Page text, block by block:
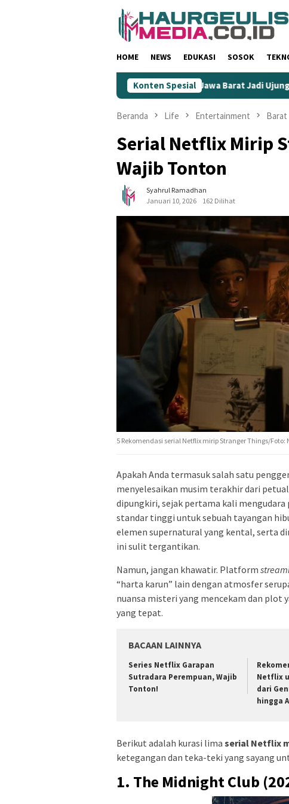
HOME NEWS EDUKASI SOSOK
Konten Spesial
KIM Jawa Barat Jadi Ujung Tombak Gempur
Beranda Life Entertainment Barat
Serial Netflix Mirip
Wajib Tonton
Syahrul Ramadhan
Januari 10, 2026
162 Dilihat
5 Rekomendasi serial Netflix mirip Stranger Things/Foto:
Apakah Anda termasuk salah satu
menyelesaikan musim terakhir dari
dipungkiri, sejak pertama kali mengudara
standar tinggi untuk sebuah tayangan
elemen supernatural yang kental, serta
ini sulit tergantikan.
Namun, jangan khawatir. Platform
“harta karun” lain dengan atmosfer
nuansa misteri yang mencekam dan plot
yang tepat.
BACAAN LAINNYA
Series Netflix Garapan
Sutradara Perempuan, Wajib
Tonton!
Netflix
dari
hingga
Berikut adalah kurasi lima serial Netflix
ketegangan dan teka-teki yang sayang
1. The Midnight Club